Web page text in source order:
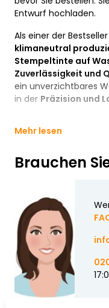
Entwurf hochladen.
Als einer der
klimaneutral
Stempeltinte auf
Zuverlässigkeit und
ein unverzichtbares
in der Präzision und
Mehr lesen
Brauchen